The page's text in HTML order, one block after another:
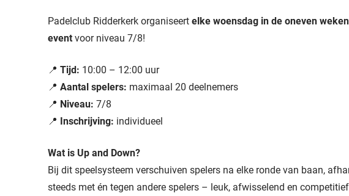
Padelclub Ridderkerk organiseert elke woensdag in de oneven weken
event voor niveau 7/8!
📍 Tijd: 10:00 – 12:00 uur
📍 Aantal spelers: maximaal 20 deelnemers
📍 Niveau: 7/8
📍 Inschrijving: individueel
Wat is Up and Down?
Bij dit speelsysteem verschuiven spelers na elke ronde van baan,
steeds met én tegen andere spelers – leuk, afwisselend en